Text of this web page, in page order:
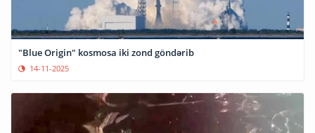
"Blue Origin" kosmosa iki zond göndərib
14-11-2025